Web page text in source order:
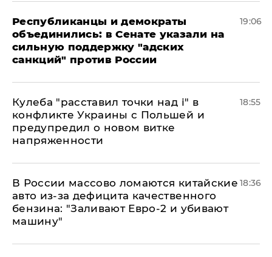
Республиканцы и демократы
объединились: в Сенате указали на
сильную поддержку "адских
санкций" против России
19:06
Кулеба "расставил точки над і" в
конфликте Украины с Польшей и
предупредил о новом витке
напряженности
18:55
В России массово ломаются китайские
авто из-за дефицита качественного
бензина: "Заливают Евро-2 и убивают
машину"
18:36